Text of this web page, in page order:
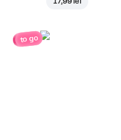
to go